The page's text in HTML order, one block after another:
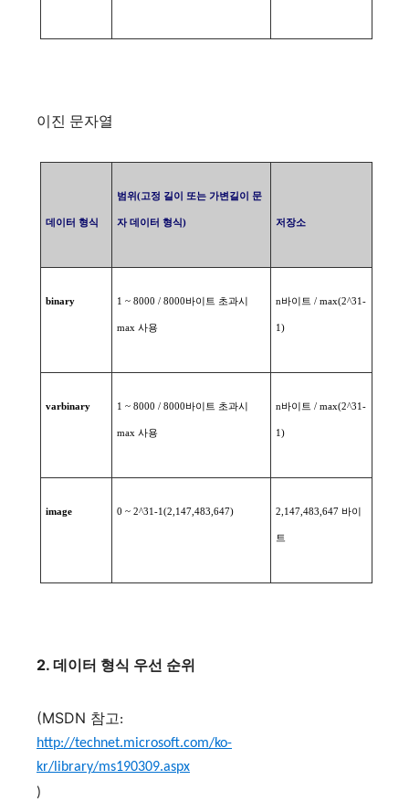
이진 문자열
데이터 형식
범위(고정 길이 또는 가변길이 문
자 데이터 형식) 저장소
binary 1 ~ 8000 / 8000바이트 초과시
max 사용
n바이트 / max(2^31-
1)
varbinary 1 ~ 8000 / 8000바이트 초과시
max 사용
n바이트 / max(2^31-
1)
image 0 ~ 2^31-1(2,147,483,647) 2,147,483,647 바이
트
2. 데이터 형식 우선 순위
(MSDN 참고:
http://technet.microsoft.com/ko-
kr/library/ms190309.aspx
)